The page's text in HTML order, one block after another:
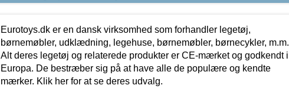
Eurotoys.dk er en dansk virksomhed som forhandler legetøj,
børnemøbler, udklædning, legehuse, børnemøbler, børnecykler, m.m.
Alt deres legetøj og relaterede produkter er CE-mærket og godkendt i
Europa. De bestræber sig på at have alle de populære og kendte
mærker. Klik her for at se deres udvalg.